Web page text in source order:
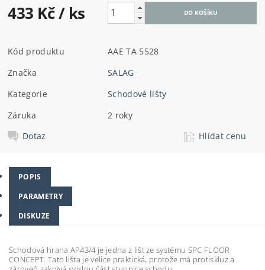
433 Kč/ ks
Kód produktu
AAE TA 5528
Značka
SALAG
Kategorie
Schodové lišty
Záruka
2 roky
Dotaz
Hlídat cenu
POPIS
PARAMETRY
DISKUZE
Schodová hrana AP43/4 je jedna z lišt ze systému SPC FLOOR
CONCEPT. Tato lišta je velice praktická, protože má protiskluz a